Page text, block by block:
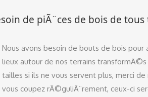
de piÃ¨ces de bois de
Nous avons besoin de bouts de bois
lieux autour de nos terrains
tailles si ils ne vous servent plus, merci
vous coupez rÃ©guliÃ¨rement, ceux-ci